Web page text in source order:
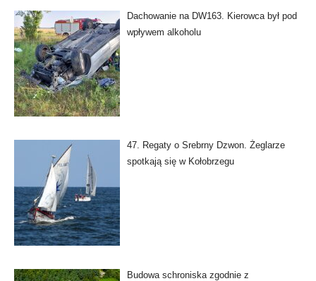
Dachowanie na DW163. Kierowca był pod
wpływem alkoholu
47. Regaty o Srebrny Dzwon. Żeglarze
spotkają się w Kołobrzegu
Budowa schroniska zgodnie z